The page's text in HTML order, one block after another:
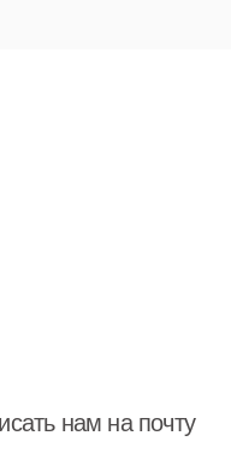
нам на почту